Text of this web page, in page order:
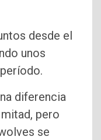
desde el
unos
diferencia
pero
se